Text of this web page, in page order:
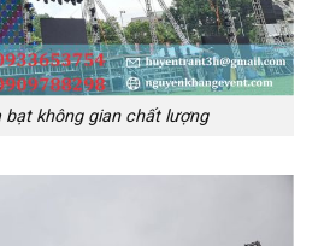
bạt không gian chất lượng